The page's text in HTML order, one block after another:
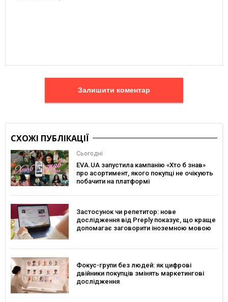
Залишити коментар
СХОЖІ ПУБЛІКАЦІЇ
Сьогодні
EVA.UA запустила кампанію «Хто б знав»
про асортимент, якого покупці не очікують
побачити на платформі
Застосунок чи репетитор: нове
дослідження від Preply показує, що краще
допомагає заговорити іноземною мовою
Фокус-групи без людей: як цифрові
двійники покупців змінять маркетингові
дослідження